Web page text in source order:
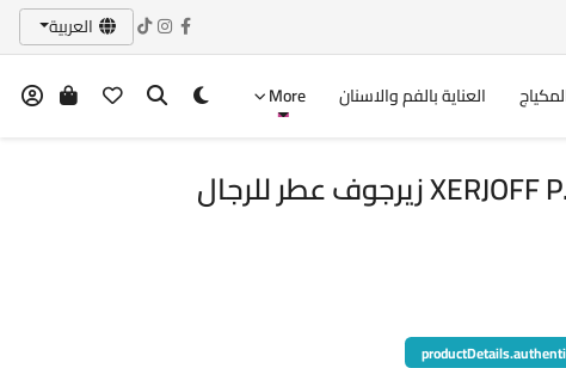
العربية
العناية بالفم والاسنان More
XERJOFF P.33 Parfum 100ml زيرجوف عطر للرجال